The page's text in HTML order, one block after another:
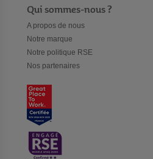
Qui sommes-nous ?
A propos de nous
Notre marque
Notre politique RSE
Nos partenaires